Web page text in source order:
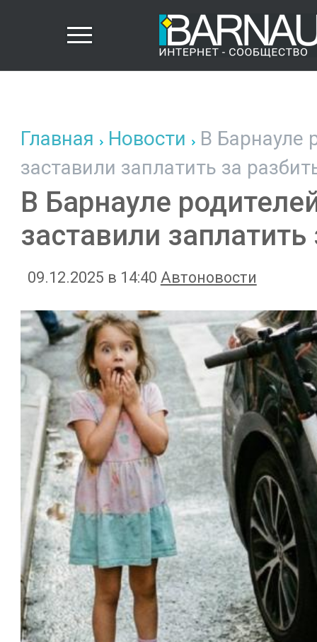
Главная Новости В Барнауле
заставили заплатить за
В Барнауле
заставили
09.12.2025 в 14:40 Автоновости